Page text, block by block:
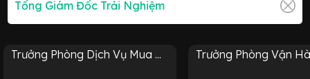
Trưởng Phòng Dịch Vụ Mua ... Trưởng Phòng Vận